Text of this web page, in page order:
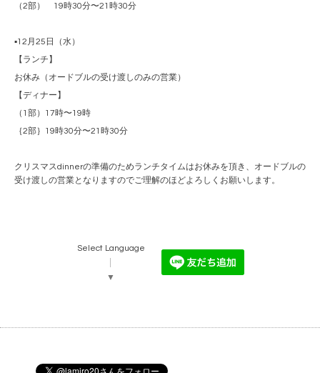
（2部） 19時30分〜21時30分
▪️12月25日（水）
【ランチ】
お休み（オードブルの受け渡しのみの営業）
【ディナー】
（1部）17時〜19時
｛2部｝19時30分〜21時30分
クリスマスdinnerの準備のためランチタイムはお休みを頂き、オードブルの
受け渡しの営業となりますのでご理解のほどよろしくお願いします。
Select Language
▼